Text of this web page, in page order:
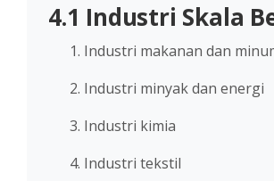
4.1 Industri Skala
Industri makanan dan
Industri minyak dan energi
Industri kimia
Industri tekstil